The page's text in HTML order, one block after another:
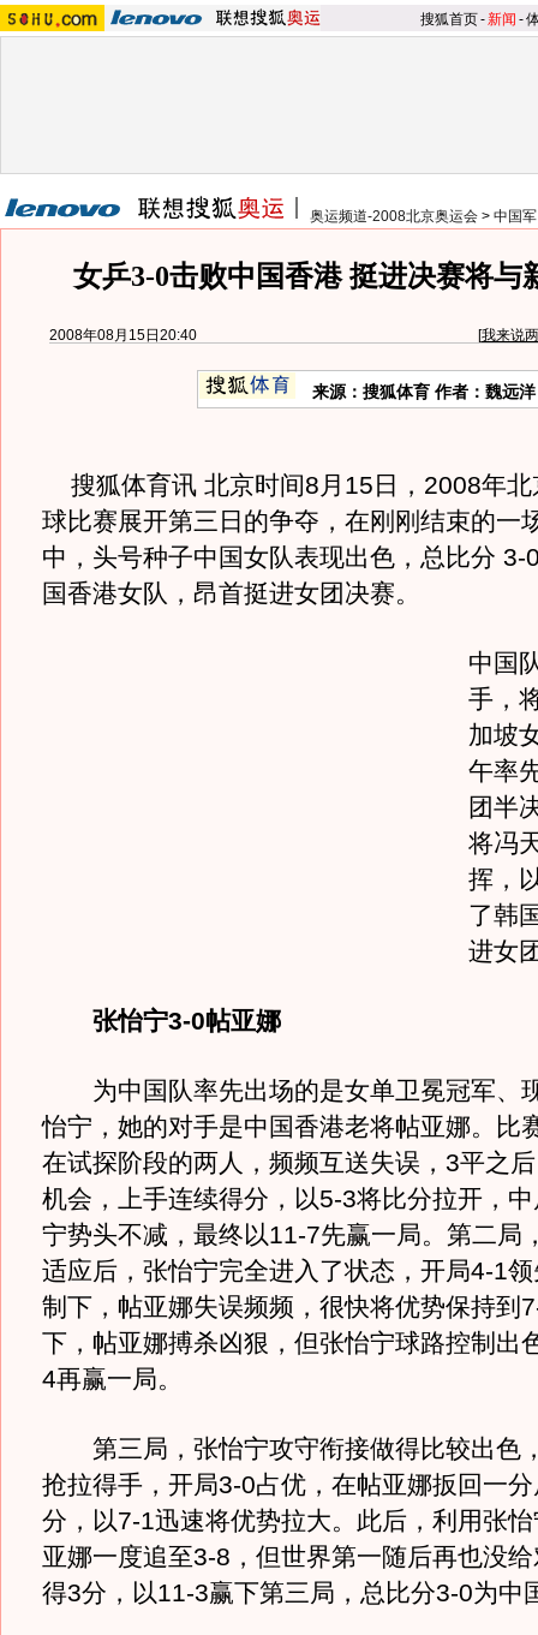
搜狐首页-新闻 -
奥运频道-2008北京奥运会 > 中国
女乒3-0击败中国香港 挺进决赛将与
2008年08月15日20:40 [我来说
来源：搜狐体育 作者：魏远洋
搜狐体育讯 北京时间8月15日，2008年北
球比赛展开第三日的争夺，在刚刚结束的一
中，头号种子中国女队表现出色，总比分 3-
国香港女队，昂首挺进女团决赛。
中国
手，
加坡
午率
团半
将冯
挥，
了韩
进女
张怡宁3-0帖亚娜
为中国队率先出场的是女单卫冕冠军、
怡宁，她的对手是中国香港老将帖亚娜。比
在试探阶段的两人，频频互送失误，3平之
机会，上手连续得分，以5-3将比分拉开，
宁势头不减，最终以11-7先赢一局。第二局
适应后，张怡宁完全进入了状态，开局4-1
制下，帖亚娜失误频频，很快将优势保持到
下，帖亚娜搏杀凶狠，但张怡宁球路控制出
4再赢一局。
第三局，张怡宁攻守衔接做得比较出色
抢拉得手，开局3-0占优，在帖亚娜扳回一
分，以7-1迅速将优势拉大。此后，利用张
亚娜一度追至3-8，但世界第一随后再也没
得3分，以11-3赢下第三局，总比分3-0为中